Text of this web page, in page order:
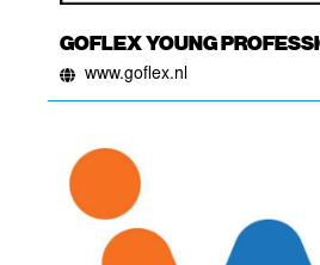
GOFLEX YOUNG
www.goflex.nl